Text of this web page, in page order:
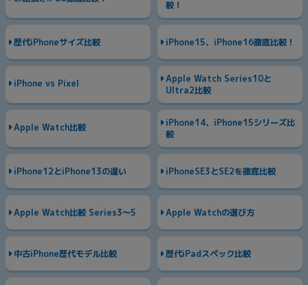
較！
歴代iPhoneサイズ比較 iPhone15、iPhone16徹底比較！
iPhone vs Pixel Apple Watch Series10と
Ultra2比較
Apple Watch比較 iPhone14、iPhone15シリーズ比
較
iPhone12とiPhone13の違い iPhoneSE3とSE2を徹底比較
Apple Watch比較 Series3〜5 Apple Watchの選び方
中古iPhone歴代モデル比較 歴代iPadスペック比較